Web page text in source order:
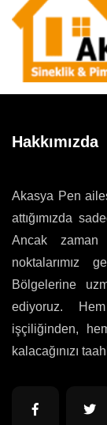
Hakkımızda
Akasya Pen
attığımızda
Ancak
noktalarımız
Bölgelerine
ediyoruz.
işçiliğinden,
kalacağınızı